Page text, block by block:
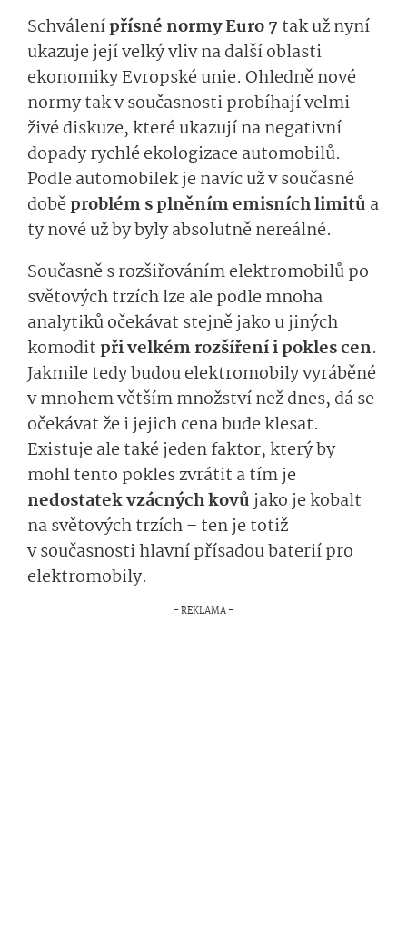
Schválenípřísné normy Euro 7 tak už nyní
ukazuje její velký vliv na další oblasti
ekonomiky Evropské unie. Ohledně nové
normy tak v současnosti probíhají velmi
živé diskuze, které ukazují na negativní
dopady rychlé ekologizace automobilů.
Podle automobilek je navíc už v současné
doběproblém s plněním emisních limitů a
ty nové už by byly absolutně nereálné.
Současně s rozšiřováním elektromobilů po
světových trzích lze ale podle mnoha
analytiků očekávat stejně jako u jiných
komodit při velkém rozšíření i pokles cen.
Jakmile tedy budou elektromobily vyráběné
v mnohem větším množství než dnes, dá se
očekávat že i jejich cena bude klesat.
Existuje ale také jeden faktor, který by
mohl tento pokles zvrátit a tím je
nedostatek vzácných kovů jako je kobalt
na světových trzích – ten je totiž
v současnosti hlavní přísadou baterií pro
elektromobily.